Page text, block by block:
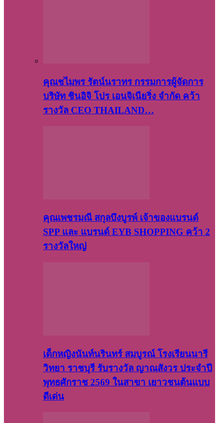
คุณชไมพร​ รัตน์​นรา​ทร​ กรรมการ​ผู้จัดการ
บริษัท​ ชินอิจิ​ โปร​ เอน​จิเนีย​ริ่ง​ จำกัด คว้า
รางวัล CEO THAILAND…
คุณเพชรมณี สกุลบึงบูรพ์ เจ้าของแบรนด์
SPP และ แบรนด์ EYB SHOPPING คว้า 2
รางวัลใหญ่
เด็กหญิงนันท์นรินทร์ สมบูรณ์ โรงเรียนนารี
วิทยา ราชบุรี รับรางวัล ญาณสังวร ประจำปี
พุทธศักราช 2569 ในสาขา เยาวชนต้นแบบ
ดีเด่น